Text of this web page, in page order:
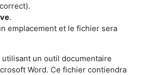
.
emplacement et le fichier sera
un outil documentaire
Word. Ce fichier contiendra